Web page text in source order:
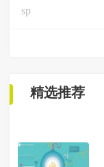
sp
精选推荐